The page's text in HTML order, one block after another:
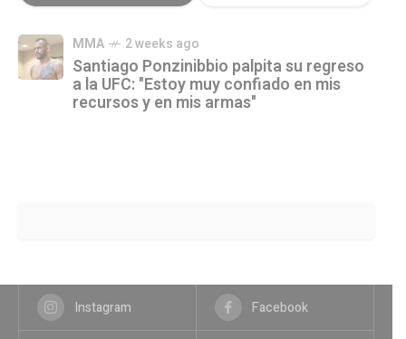
MMA 2 weeks ago
Santiago Ponzinibbio palpita su regreso
a la UFC: "Estoy muy confiado en mis
recursos y en mis armas"
Instagram Facebook